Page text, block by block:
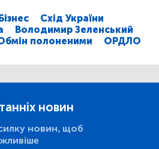
Схід України
Володимир Зеленський
полоненими ОРДЛО
новин
новин, щоб